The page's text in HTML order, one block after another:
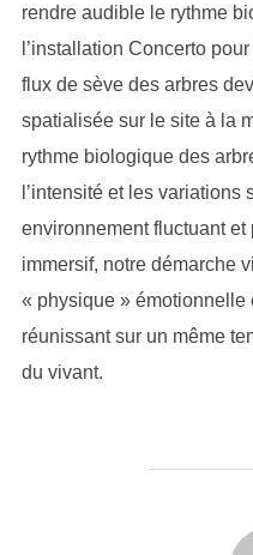
rendre audible le rythme
l’installation Concerto
flux de sève des arbres
spatialisée sur le site à la
rythme biologique des
l’intensité et les variations
environnement fluctuant
immersif, notre démarche
« physique » émotionnelle
réunissant sur un même
du vivant.
AUTEUR DE